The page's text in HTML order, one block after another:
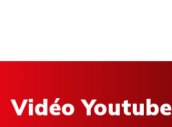
Vidéo Youtube